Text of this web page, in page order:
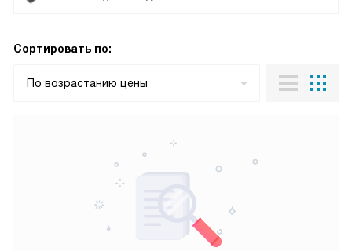
Сортировать по:
По возрастанию цены